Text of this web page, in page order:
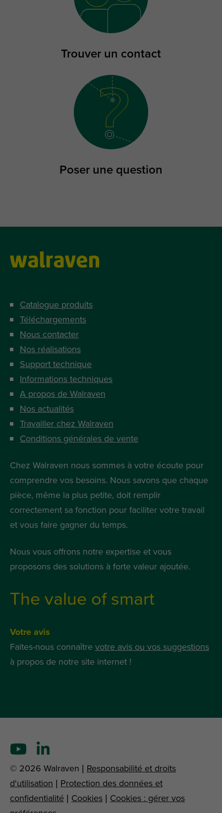
Trouver un contact
Poser une question
Catalogue produits
Téléchargements
Nous contacter
Nos réalisations
Support technique
Informations techniques
A propos de Walraven
Nos actualités
Travailler chez Walraven
Conditions générales de vente
Chez Walraven nous sommes à votre écoute pour
comprendre vos besoins. Nous savons que chaque
pièce, même la plus petite, doit remplir
correctement sa fonction pour faciliter votre travail
et vous faire gagner du temps.
Nous vous offrons notre expertise et vous
proposons des solutions à forte valeur ajoutée.
The value of smart
Votre avis
Faites-nous connaître votre avis ou vos suggestions
à propos de notre site internet !
© 2026 Walraven | Responsabilité et droits
d'utilisation | Protection des données et
confidentialité | Cookies | Cookies : gérer vos